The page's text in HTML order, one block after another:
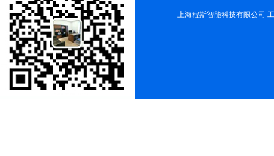
上海程斯智能科技有限公司